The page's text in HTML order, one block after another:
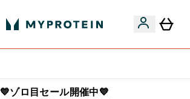
💙ゾロ目セール開催中💙